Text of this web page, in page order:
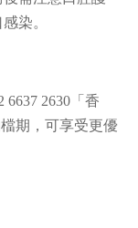
染。
2630「香
期，可享受更優